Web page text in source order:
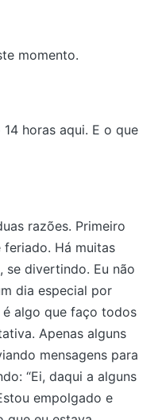
momento.
horas aqui. E o que
razões. Primeiro
Há muitas
se divertindo. Eu não
dia especial por
é algo que faço todos
Apenas alguns
mensagens para
“Ei, daqui a alguns
empolgado e